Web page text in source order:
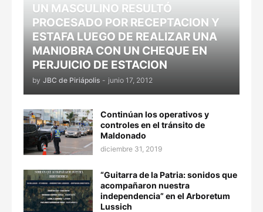
UN MASCULINO RESULTÓ
PROCESADO POR RECEPTACION Y
ESTAFA LUEGO DE REALIZAR UNA
MANIOBRA CON UN CHEQUE EN
PERJUICIO DE ESTACION
by JBC de Piriápolis - junio 17, 2012
Continúan los operativos y
controles en el tránsito de
Maldonado
diciembre 31, 2019
“Guitarra de la Patria: sonidos que
acompañaron nuestra
independencia” en el Arboretum
Lussich